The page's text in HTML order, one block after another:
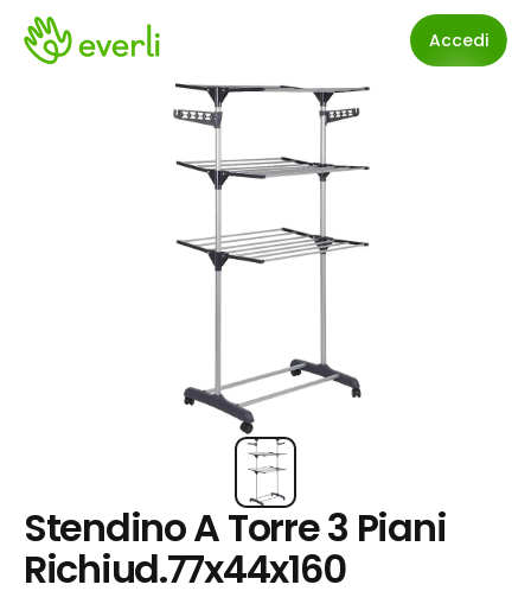
Accedi
Stendino A Torre 3 Piani
Richiud.77x44x160